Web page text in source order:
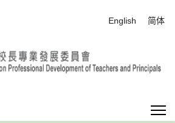
選擇你的語言
English 简体